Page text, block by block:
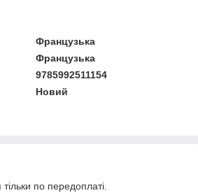
Французька
Французька
9785992511154
Новий
по передоплаті.